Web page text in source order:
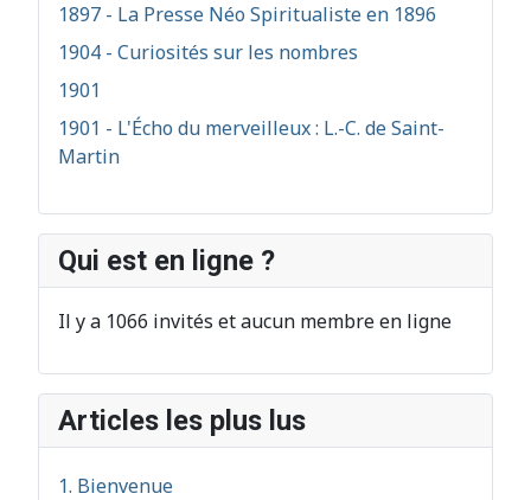
1897 - La Presse Néo Spiritualiste en 1896
1904 - Curiosités sur les nombres
1901
1901 - L'Écho du merveilleux : L.-C. de Saint-
Martin
Qui est en ligne ?
Il y a 1066 invités et aucun membre en ligne
Articles les plus lus
1. Bienvenue